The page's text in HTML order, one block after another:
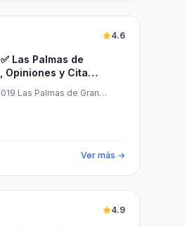
Las Palmas de
Opiniones y Cita
4.6
Las Palmas de Gran
Ver más →
4.9